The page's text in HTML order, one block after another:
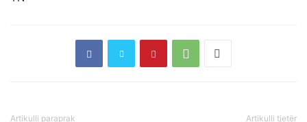
Artikulli paraprak Artikulli tjetër